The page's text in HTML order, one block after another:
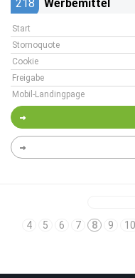
218 Werbemittel
Start
Stornoquote
Cookie
Freigabe
Mobil-Landingpage
4
5 6 7 8 9 10